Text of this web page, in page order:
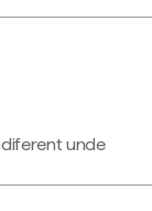
unde